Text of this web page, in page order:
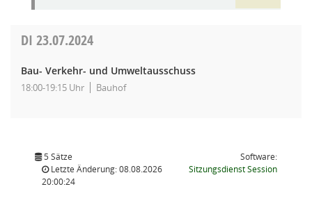
DI 23.07.2024
Bau- Verkehr- und Umweltausschuss
18:00-19:15 Uhr Bauhof
5 Sätze
Letzte Änderung: 08.08.2026
20:00:24
Software:
SitzungsdienstSession(Wird in